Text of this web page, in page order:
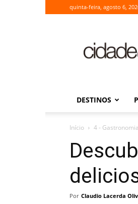
quinta-feira, agosto 6,
DESTINOS
Início 4 - Gastronomia
Por Claudio Lacerda